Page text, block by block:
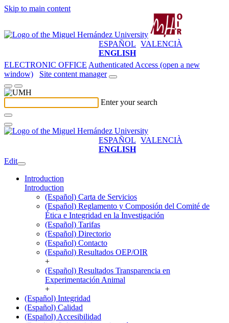
Skip to main content
ESPAÑOL VALENCIÀ
ENGLISH
ELECTRONIC OFFICE Authenticated Access (open a new
window)
Site content manager
Enter your search
ESPAÑOL VALENCIÀ
ENGLISH
Edit
Introduction
Introduction
(Español) Carta de Servicios
(Español) Reglamento y Composión del Comité de
Ética e Integridad en la Investigación
(Español) Tarifas
(Español) Directorio
(Español) Contacto
(Español) Resultados OEP/OIR
+
(Español) Resultados Transparencia en
Experimentación Animal
+
(Español) Integridad
(Español) Calidad
(Español) Accesibilidad